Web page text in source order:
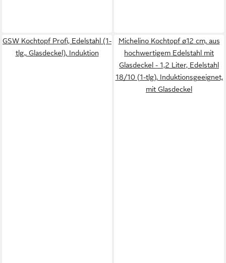
GSW Kochtopf Profi, Edelstahl (1-
tlg., Glasdeckel), Induktion
Michelino Kochtopf ø12 cm, aus
hochwertigem Edelstahl mit
Glasdeckel - 1,2 Liter, Edelstahl
18/10 (1-tlg), Induktionsgeeignet,
mit Glasdeckel